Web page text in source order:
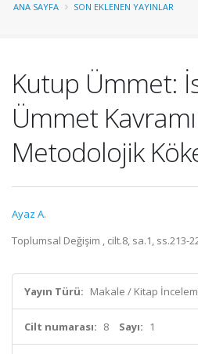
ANA SAYFA SON EKLENEN YAYINLAR
Kutup Ümmet:
Ümmet
Metodolojik
Ayaz A.
Toplumsal Değişim , cilt.8, sa.1, ss.213-
Yayın Türü: Makale / Kitap
Cilt numarası: 8 Sayı: 1